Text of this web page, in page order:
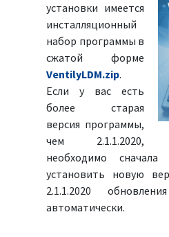
установки имеется
инсталляционный
набор программы в
сжатой форме
VentilyLDM.zip.
Если у вас есть
более старая
версия программы,
чем 2.1.1.2020,
необходимо
установить новую
2.1.1.2020
автоматически.